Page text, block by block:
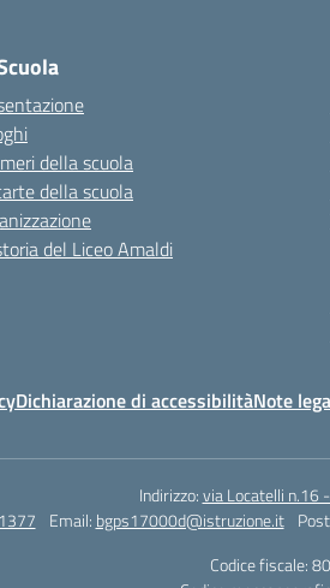
della scuola
della scuola
del Liceo Amaldi
Dichiarazione di accessibilitàNote
Indirizzo:via Locatelli n.16
Email: bgps17000d@istruzione.it
Codice fiscale: